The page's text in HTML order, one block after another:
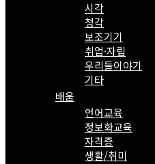
시각
청각
보조기기
취업·자립
우리들이야기
기타
배움
언어교육
정보화교육
자격증
생활/취미